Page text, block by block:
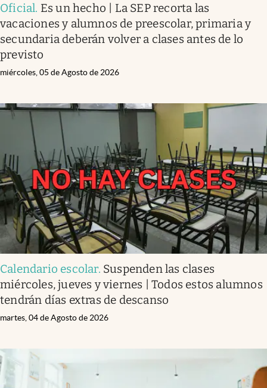
Oficial. Es un hecho | La SEP recorta las
vacaciones y alumnos de preescolar, primaria y
secundaria deberán volver a clases antes de lo
previsto
miércoles, 05 de Agosto de 2026
Calendario escolar. Suspenden las clases
miércoles, jueves y viernes | Todos estos alumnos
tendrán días extras de descanso
martes, 04 de Agosto de 2026